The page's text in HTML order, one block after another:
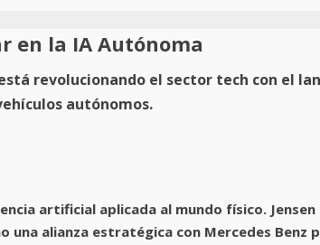
en la IA Autónoma
revolucionando el sector tech con el
autónomos.
artificial aplicada al mundo físico.
alianza estratégica con Mercedes Benz